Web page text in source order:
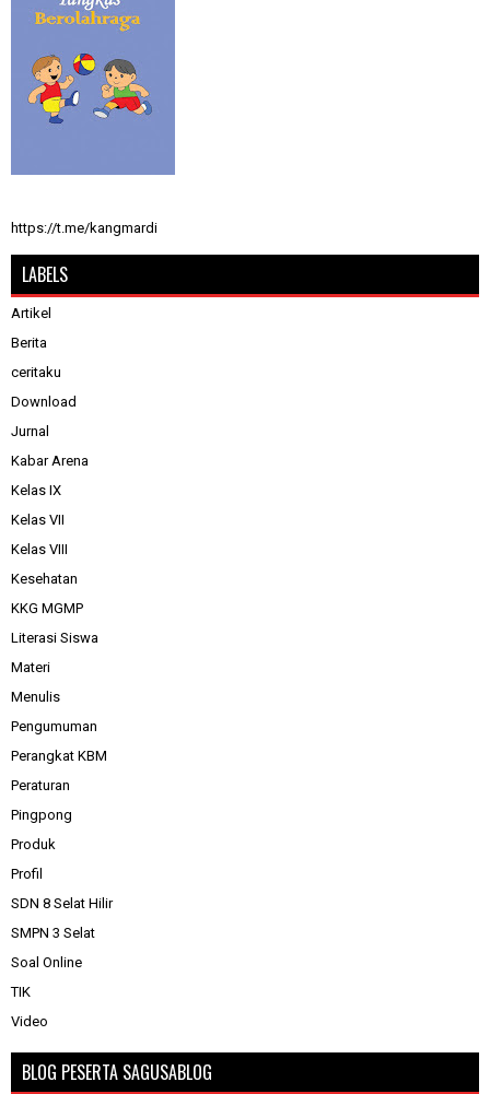
https://t.me/kangmardi
LABELS
Artikel
Berita
ceritaku
Download
Jurnal
Kabar Arena
Kelas IX
Kelas VII
Kelas VIII
Kesehatan
KKG MGMP
Literasi Siswa
Materi
Menulis
Pengumuman
Perangkat KBM
Peraturan
Pingpong
Produk
Profil
SDN 8 Selat Hilir
SMPN 3 Selat
Soal Online
TIK
Video
BLOG PESERTA SAGUSABLOG